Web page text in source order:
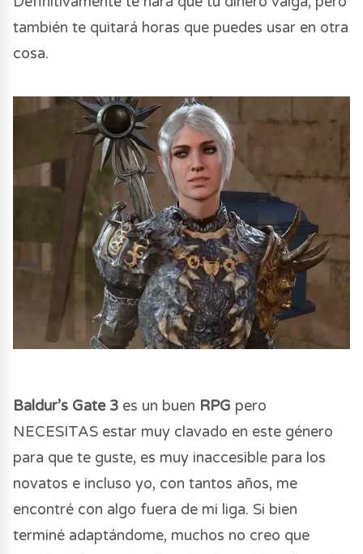
también te quitará horas que puedes usar en otra
cosa.
Baldur’s Gate 3 es un buen RPG pero
NECESITAS estar muy clavado en este género
para que te guste, es muy inaccesible para los
novatos e incluso yo, con tantos años, me
encontré con algo fuera de mi liga. Si bien
terminé adaptándome, muchos no creo que